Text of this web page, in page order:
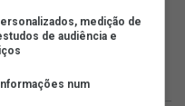
medição de
de audiência e
num